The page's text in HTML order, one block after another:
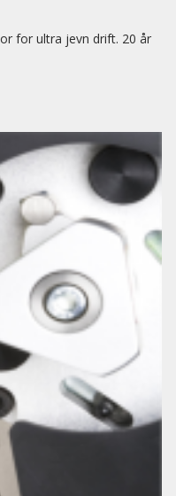
for ultra jevn drift. 20 år